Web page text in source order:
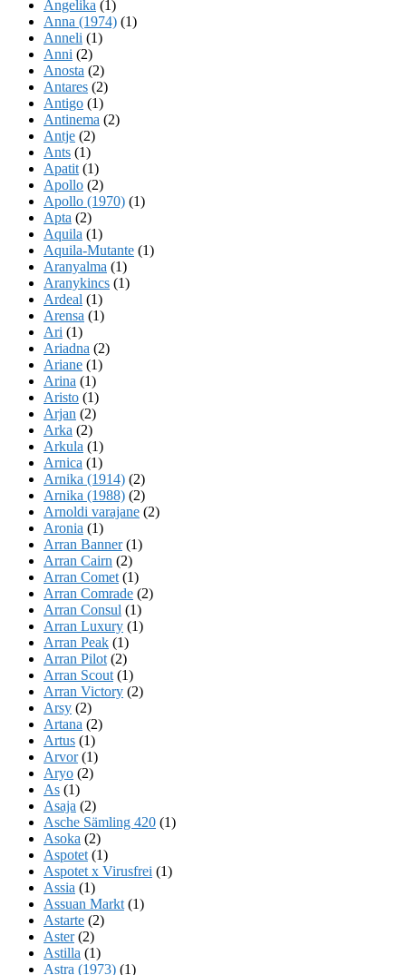
Angelika (1)
Anna (1974) (1)
Anneli (1)
Anni (2)
Anosta (2)
Antares (2)
Antigo (1)
Antinema (2)
Antje (2)
Ants (1)
Apatit (1)
Apollo (2)
Apollo (1970) (1)
Apta (2)
Aquila (1)
Aquila-Mutante (1)
Aranyalma (1)
Aranykincs (1)
Ardeal (1)
Arensa (1)
Ari (1)
Ariadna (2)
Ariane (1)
Arina (1)
Aristo (1)
Arjan (2)
Arka (2)
Arkula (1)
Arnica (1)
Arnika (1914) (2)
Arnika (1988) (2)
Arnoldi varajane (2)
Aronia (1)
Arran Banner(1)
Arran Cairn (2)
Arran Comet (1)
Arran Comrade (2)
Arran Consul (1)
Arran Luxury (1)
Arran Peak (1)
Arran Pilot (2)
Arran Scout (1)
Arran Victory (2)
Arsy (2)
Artana (2)
Artus (1)
Arvor(1)
Aryo (2)
As (1)
Asaja (2)
Asche Sämling 420 (1)
Asoka (2)
Aspotet (1)
Aspotet x Virusfrei (1)
Assia (1)
Assuan Markt (1)
Astarte (2)
Aster(2)
Astilla (1)
Astra (1973) (1)